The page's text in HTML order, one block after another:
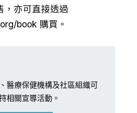
，亦可直接透過
book 購買。
醫療保健機構及社區組織可
相關宣導活動。